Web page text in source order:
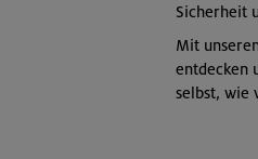
Sicherheit
Mit
entdecken
selbst, wie